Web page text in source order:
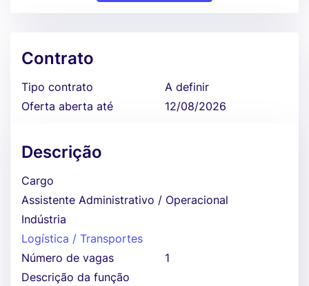
Contrato
Tipo contrato
A definir
Oferta aberta até
12/08/2026
Descrição
Cargo
Assistente Administrativo / Operacional
Indústria
Logística / Transportes
Número de vagas
1
Descrição da função